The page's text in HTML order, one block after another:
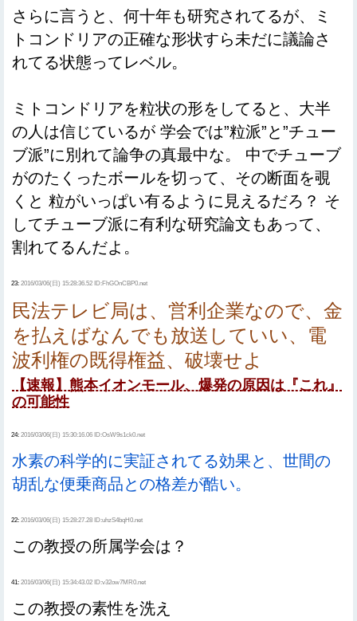
さらに言うと、何十年も研究されてるが、ミ
トコンドリアの正確な形状すら未だに議論さ
れてる状態ってレベル。
ミトコンドリアを粒状の形をしてると、大半
の人は信じているが 学会では”粒派”と”チュー
ブ派”に別れて論争の真最中な。 中でチューブ
がのたくったボールを切って、その断面を覗
くと 粒がいっぱい有るように見えるだろ？ そ
してチューブ派に有利な研究論文もあって、
割れてるんだよ。
23: 2016/03/06(日) 15:28:36.52 ID:FhGOnCBP0.net
民法テレビ局は、営利企業なので、金
を払えばなんでも放送していい、電
波利権の既得権益、破壊せよ
【速報】熊本イオンモール、爆発の原因は『これ』
の可能性
24: 2016/03/06(日) 15:30:16.06 ID:OsW9s1ck0.net
水素の科学的に実証されてる効果と、世間の
胡乱な便乗商品との格差が酷い。
22: 2016/03/06(日) 15:28:27.28 ID:uhzS4bqH0.net
この教授の所属学会は？
41: 2016/03/06(日) 15:34:43.02 ID:v32ow7MR0.net
この教授の素性を洗え